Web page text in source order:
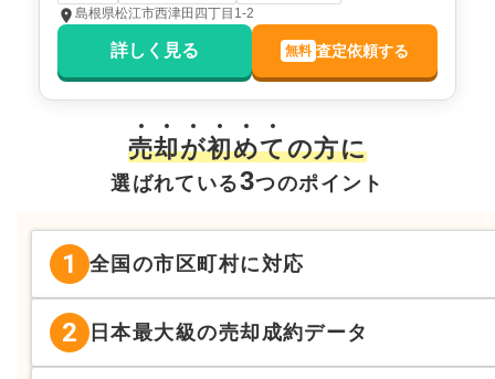
島根県松江市西津田四丁目1-2
詳しく見る 無料 査定依頼する
売却が初めての方に
選ばれている3つのポイント
1 全国の市区町村に対応
2 日本最大級の売却成約データ